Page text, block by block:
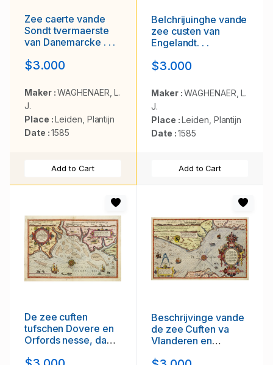
Zee caerte vande
Sondt tvermaerste
van Danemarcke . . .
$3.000
Maker :WAGHENAER, L.
J.
Place :Leiden, Plantijn
Date :1585
Add to Cart
Belchrijuinghe vande
zee custen van
Engelandt. . .
$3.000
Maker :WAGHENAER, L.
J.
Place :Leiden, Plantijn
Date :1585
Add to Cart
De zee cuften
tufschen Dovere en
Orfords nesse, daer
Beschrijvinge vande
de zee Cuften va
Vlanderen en